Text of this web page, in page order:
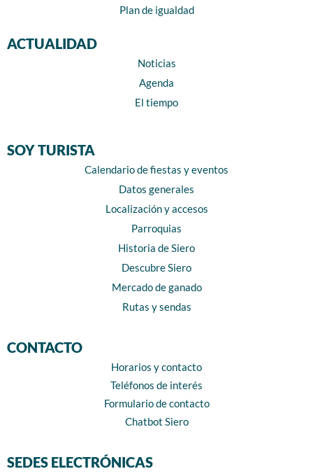
Plan de igualdad
ACTUALIDAD
Noticias
Agenda
El tiempo
SOY TURISTA
Calendario de fiestas y eventos
Datos generales
Localización y accesos
Parroquias
Historia de Siero
Descubre Siero
Mercado de ganado
Rutas y sendas
CONTACTO
Horarios y contacto
Teléfonos de interés
Formulario de contacto
Chatbot Siero
SEDES ELECTRÓNICAS